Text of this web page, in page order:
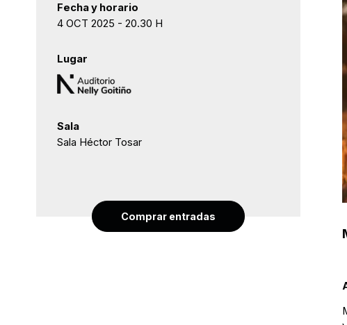
Fecha y horario
4 OCT 2025 - 20.30 H
Lugar
Sala
Sala Héctor Tosar
Comprar entradas